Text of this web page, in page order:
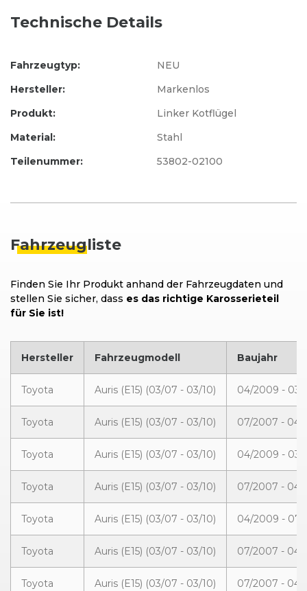
Technische Details
Hersteller:
Markenlos
Produkt:
Linker Kotflügel
Fahrzeugtyp: NEU
Material:
Stahl
Teilenummer:
53802-02100
Fahrzeugliste
Finden Sie Ihr Produkt anhand der Fahrzeugdaten und
stellen Sie sicher, dass es das richtige Karosserieteil
für Sie ist!
Hersteller Fahrzeugmodell Baujahr
Toyota Auris (E15) (03/07 - 03/10) 04/2009 - 03/
Toyota Auris (E15) (03/07 - 03/10) 07/2007 - 04/
Toyota Auris (E15) (03/07 - 03/10) 04/2009 - 03/
Toyota Auris (E15) (03/07 - 03/10) 07/2007 - 04/
Toyota Auris (E15) (03/07 - 03/10) 04/2009 - 07/
Toyota Auris (E15) (03/07 - 03/10) 07/2007 - 04/
Toyota Auris (E15) (03/07 - 03/10) 07/2007 - 04/